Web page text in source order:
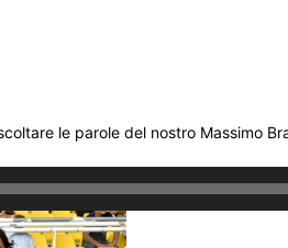
le parole del nostro Massimo